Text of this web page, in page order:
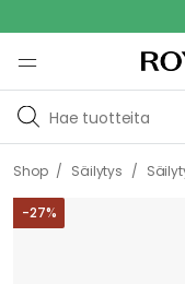
Shop / Säilytys /
-27%